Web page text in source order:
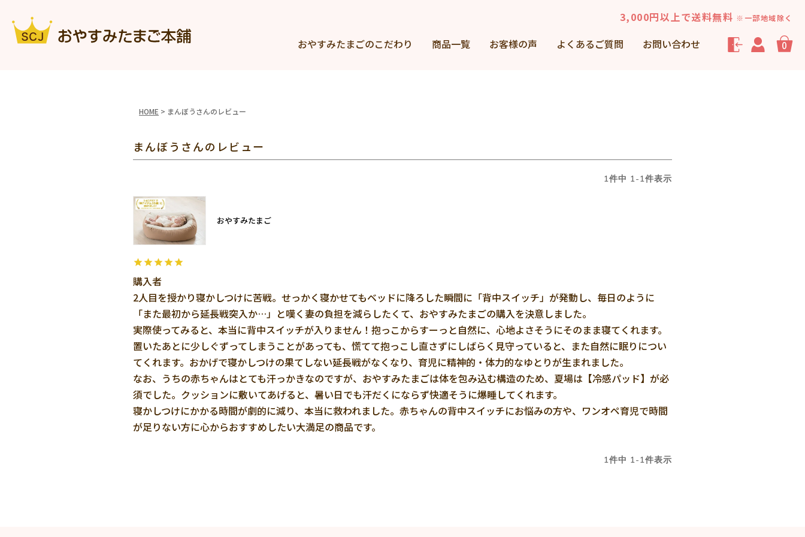
3,000円以上で送料無料 ※一部地域除く
おやすみたまごのこだわり 商品一覧 お客様の声 よくあるご質問 お問い合わせ 0
HOME まんぼうさんのレビュー
まんぼうさんのレビュー
1件中 1-1件表示
おやすみたまご
購入者
2人目を授かり寝かしつけに苦戦。せっかく寝かせてもベッドに降ろした瞬間に「背中スイッチ」が発動し、毎日のように
「また最初から延長戦突入か…」と嘆く妻の負担を減らしたくて、おやすみたまごの購入を決意しました。
実際使ってみると、本当に背中スイッチが入りません！抱っこからすーっと自然に、心地よさそうにそのまま寝てくれます。
置いたあとに少しぐずってしまうことがあっても、慌てて抱っこし直さずにしばらく見守っていると、また自然に眠りについ
てくれます。おかげで寝かしつけの果てしない延長戦がなくなり、育児に精神的・体力的なゆとりが生まれました。
なお、うちの赤ちゃんはとても汗っかきなのですが、おやすみたまごは体を包み込む構造のため、夏場は【冷感パッド】が必
須でした。クッションに敷いてあげると、暑い日でも汗だくにならず快適そうに爆睡してくれます。
寝かしつけにかかる時間が劇的に減り、本当に救われました。赤ちゃんの背中スイッチにお悩みの方や、ワンオペ育児で時間
が足りない方に心からおすすめしたい大満足の商品です。
1件中 1-1件表示